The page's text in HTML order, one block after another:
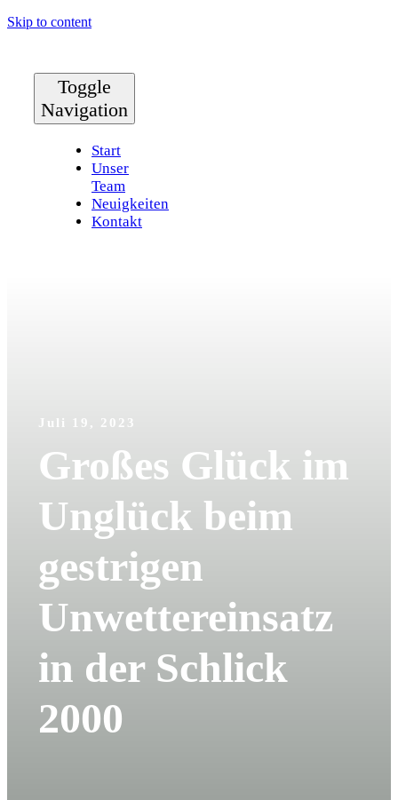
Skip to content
Toggle
Navigation
Start
Unser
Team
Neuigkeiten
Kontakt
Juli 19, 2023
Großes Glück im
Unglück beim
gestrigen
Unwettereinsatz
in der Schlick
2000